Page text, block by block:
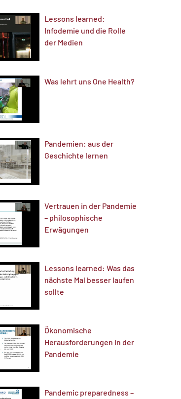
Lessons learned:
Infodemie und die Rolle
der Medien
Was lehrt uns One Health?
Pandemien: aus der
Geschichte lernen
Vertrauen in der Pandemie
– philosophische
Erwägungen
Lessons learned: Was das
nächste Mal besser laufen
sollte
Ökonomische
Herausforderungen in der
Pandemie
Pandemic preparedness –